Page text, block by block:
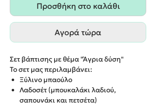
Προσθήκη στο καλάθι
Αγορά τώρα
Σετ βάπτισης με θέμα "Άγρια δύση"
Το σετ μας περιλαμβάνει:
Ξύλινο μπαούλο
Λαδοσέτ (μπουκαλάκι λαδιού,
σαπουνάκι και πετσέτα)